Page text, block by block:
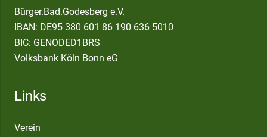
Bürger.Bad.Godesberg e.V.
IBAN: DE95 380 601 86 190 636 5010
BIC: GENODED1BRS
Volksbank Köln Bonn eG
Links
Verein